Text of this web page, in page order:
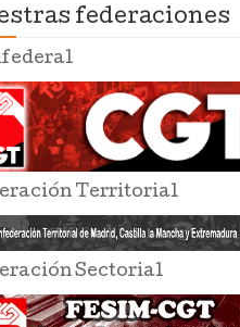
federaciones
Territorial
Sectorial